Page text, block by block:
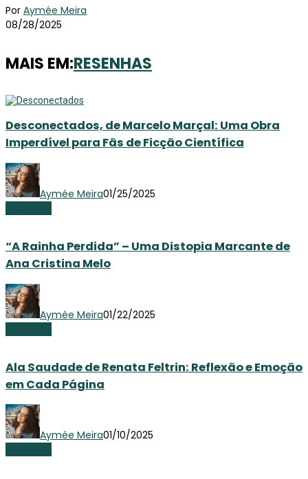
Por Aymée Meira
08/28/2025
MAIS EM:RESENHAS
Desconectados, de Marcelo Marçal: Uma Obra
Imperdível para Fãs de Ficção Científica
Aymée Meira01/25/2025
“A Rainha Perdida” – Uma Distopia Marcante de
Ana Cristina Melo
Aymée Meira01/22/2025
Ala Saudade de Renata Feltrin: Reflexão e Emoção
em Cada Página
Aymée Meira01/10/2025